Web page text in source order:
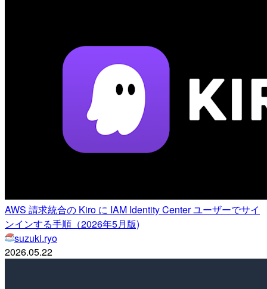
AWS 請求統合の Kiro に IAM Identity Center ユーザーでサイ
ンインする手順（2026年5月版)
suzuki.ryo
2026.05.22